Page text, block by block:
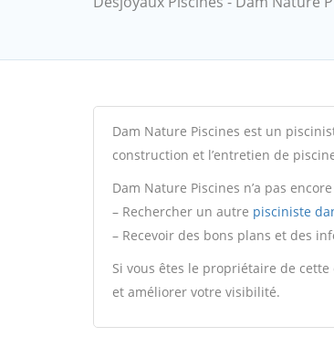
Dam Nature Piscines est un
construction et l’entretien de
Dam Nature Piscines n’a pas
– Rechercher un autre pisciniste
– Recevoir des bons plans et des
Si vous êtes le propriétaire de
et améliorer votre visibilité.